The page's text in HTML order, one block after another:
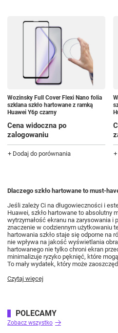
Wozinsky Full Cover Flexi Nano folia
szklana szkło hartowane z ramką
Huawei Y6p czarny
Cena widoczna po
zalogowaniu
+ Dodaj do porównania
Dlaczego szkło hartowane to must-
Jeśli zależy Ci na długowieczności i
Huawei, szkło hartowane to absolutny
wytrzymałość ekranu na zarysowania i
znaczenie w codziennym użytkowaniu
hartowania szkło staje się odporne na
nie wpływa na jakość wyświetlania
hartowanego nie tylko chroni ekran
minimalizuje ryzyko pęknięć, które
To mały wydatek, który może
Czytaj więcej
POLECAMY
Zobacz wszystko